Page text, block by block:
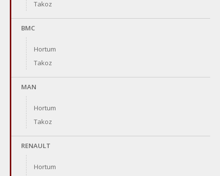
Takoz
BMC
Hortum
Takoz
MAN
Hortum
Takoz
RENAULT
Hortum